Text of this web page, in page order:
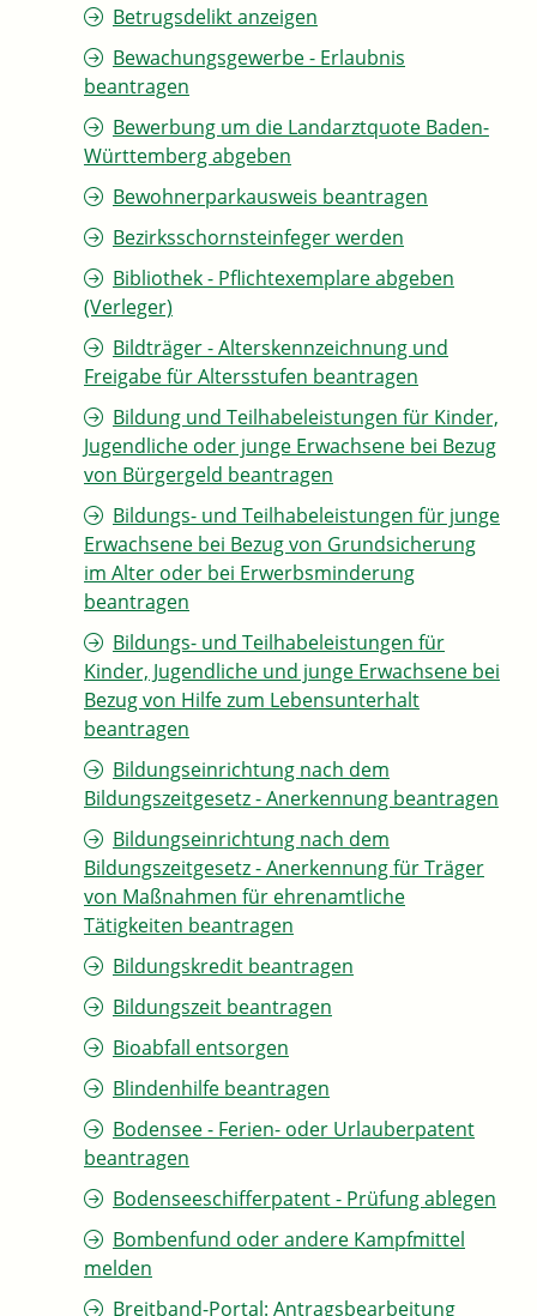
Betrugsdelikt anzeigen
Bewachungsgewerbe - Erlaubnis
beantragen
Bewerbung um die Landarztquote Baden-
Württemberg abgeben
Bewohnerparkausweis beantragen
Bezirksschornsteinfeger werden
Bibliothek - Pflichtexemplare abgeben
(Verleger)
Bildträger - Alterskennzeichnung und
Freigabe für Altersstufen beantragen
Bildung und Teilhabeleistungen für Kinder,
Jugendliche oder junge Erwachsene bei Bezug
von Bürgergeld beantragen
Bildungs- und Teilhabeleistungen für junge
Erwachsene bei Bezug von Grundsicherung
im Alter oder bei Erwerbsminderung
beantragen
Bildungs- und Teilhabeleistungen für
Kinder, Jugendliche und junge Erwachsene bei
Bezug von Hilfe zum Lebensunterhalt
beantragen
Bildungseinrichtung nach dem
Bildungszeitgesetz - Anerkennung beantragen
Bildungseinrichtung nach dem
Bildungszeitgesetz - Anerkennung für Träger
von Maßnahmen für ehrenamtliche
Tätigkeiten beantragen
Bildungskredit beantragen
Bildungszeit beantragen
Bioabfall entsorgen
Blindenhilfe beantragen
Bodensee - Ferien- oder Urlauberpatent
beantragen
Bodenseeschifferpatent - Prüfung ablegen
Bombenfund oder andere Kampfmittel
melden
Breitband-Portal: Antragsbearbeitung